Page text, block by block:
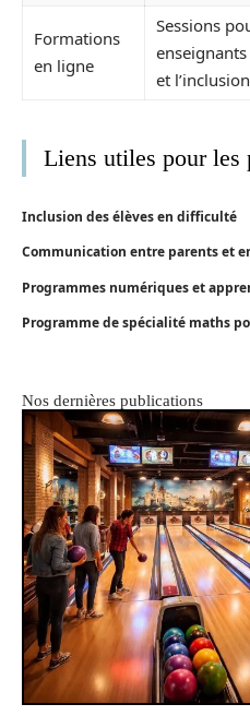
Formations
en ligne
Sessions
enseignants
et
Liens utiles pour les
Inclusion des élèves en difficulté
Communication entre parents et
Programmes numériques et
Programme de spécialité maths
Nos dernières publications